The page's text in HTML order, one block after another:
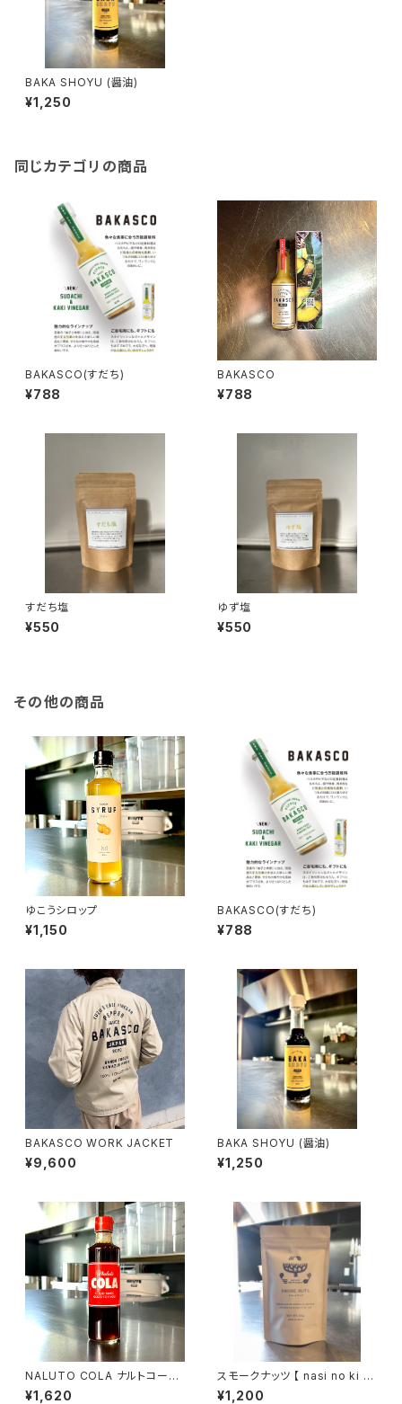
BAKA SHOYU (醤油)
¥1,250
同じカテゴリの商品
BAKASCO(すだち)
¥788
BAKASCO
¥788
すだち塩
¥550
ゆず塩
¥550
その他の商品
ゆこうシロップ
¥1,150
BAKASCO(すだち)
¥788
BAKASCO WORK JACKET
¥9,600
BAKA SHOYU (醤油)
¥1,250
NALUTO COLA ナルトコーラ
★【クラフトコーラ】
¥1,620
スモークナッツ 【 nasi no ki re
birth project 】
¥1,200